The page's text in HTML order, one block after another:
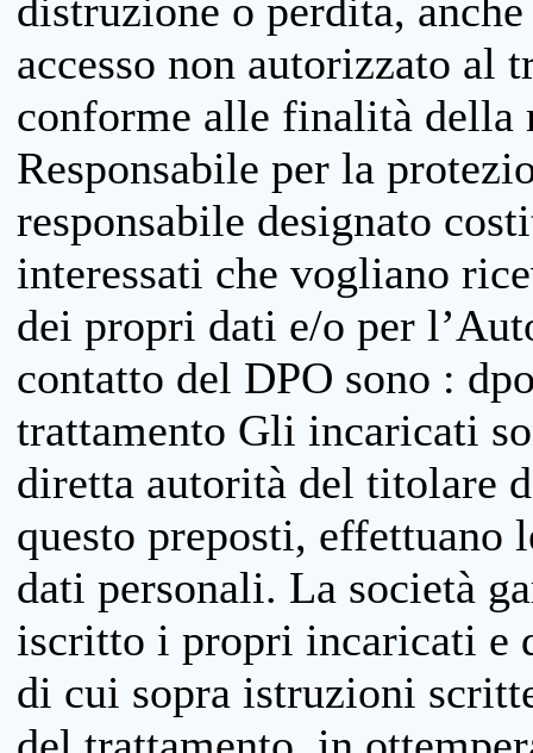
distruzione o perdita,
accesso non autorizzato al
conforme alle finalità della
Responsabile per la
responsabile designato
interessati che vogliano
dei propri dati e/o per
contatto del DPO sono :
trattamento Gli incaricati
diretta autorità del titolare
questo preposti, effettuano
dati personali. La società
iscritto i propri incaricati e
di cui sopra istruzioni